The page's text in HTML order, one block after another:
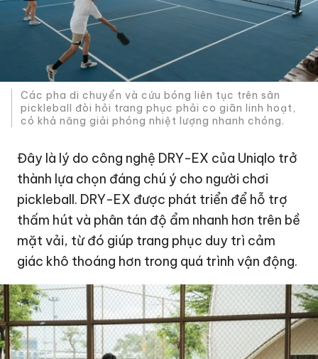
Các pha di chuyển và cứu bóng liên tục trên sân
pickleball đòi hỏi trang phục phải co giãn linh hoạt,
có khả năng giải phóng nhiệt lượng nhanh chóng.
Đây là lý do công nghệ DRY-EX của Uniqlo trở
thành lựa chọn đáng chú ý cho người chơi
pickleball. DRY-EX được phát triển để hỗ trợ
thấm hút và phân tán độ ẩm nhanh hơn trên bề
mặt vải, từ đó giúp trang phục duy trì cảm
giác khô thoáng hơn trong quá trình vận động.